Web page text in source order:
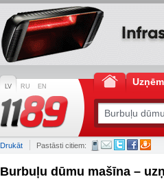
LV RU EN
Drukāt Pastāsti citiem:
Burbuļu dūmu mašīna –